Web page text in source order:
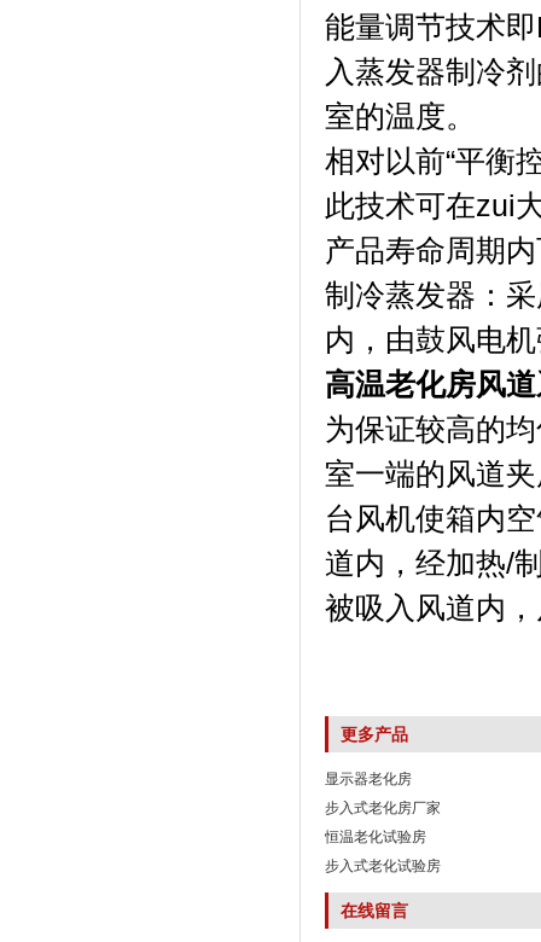
能量调节技术即
入蒸发器制冷剂
室的温度。
相对以前“平衡控
此技术可在zui
产品寿命周期
制冷蒸发器：
内，由鼓风电
高温老化房风
为保证较高的均
室一端的风道夹层
台风机使箱内空
道内，经加
被吸入风道内
更多产品
显示器老化房
步入式老化房厂家
恒温老化试验房
步入式老化试验房
在线留言